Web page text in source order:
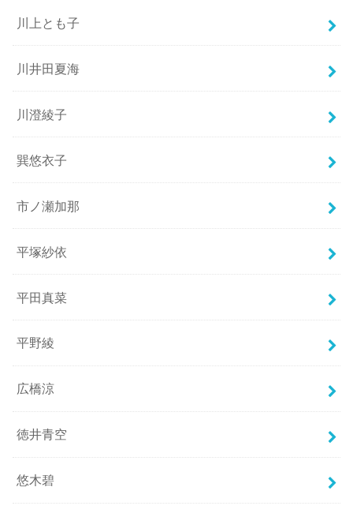
川上とも子
川井田夏海
川澄綾子
巽悠衣子
市ノ瀬加那
平塚紗依
平田真菜
平野綾
広橋涼
徳井青空
悠木碧